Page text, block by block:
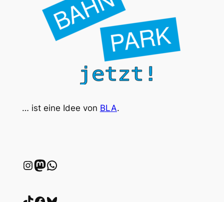
… ist eine Idee von BLA.
Instagramwien.rocks WhatsApp